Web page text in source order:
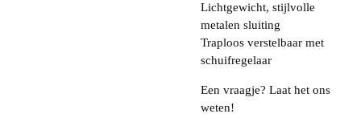
Lichtgewicht, stijlvolle
metalen sluiting
Traploos verstelbaar met
schuifregelaar
Een vraagje? Laat het ons
weten!